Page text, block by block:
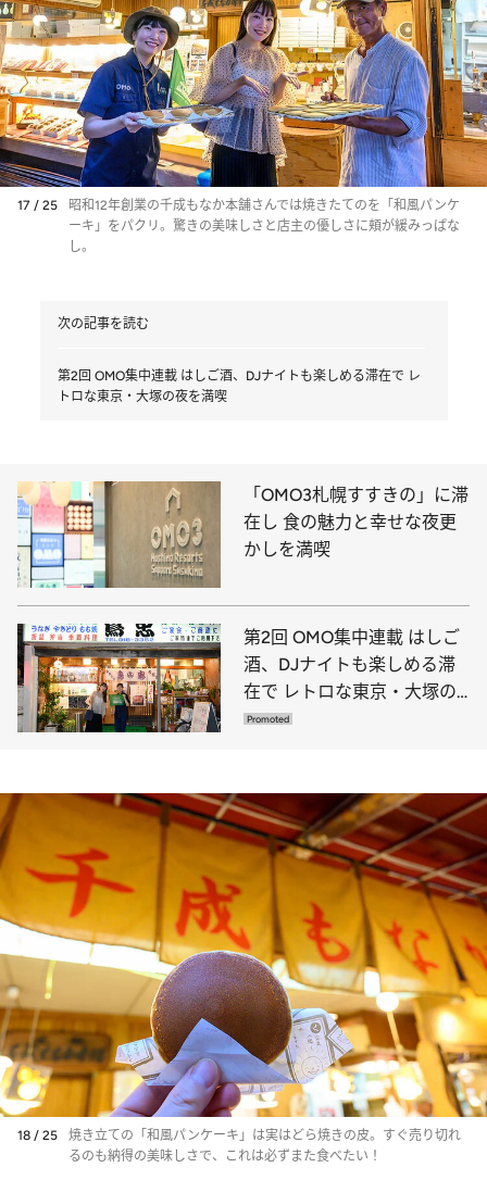
17 / 25
昭和12年創業の千成もなか本舗さんでは焼きたてのを「和風パンケ
ーキ」をパクリ。驚きの美味しさと店主の優しさに頬が緩みっぱな
し。
次の記事を読む
第2回 OMO集中連載 はしご酒、DJナイトも楽しめる滞在で レ
トロな東京・大塚の夜を満喫
「OMO3札幌すすきの」に滞
在し 食の魅力と幸せな夜更
かしを満喫
第2回 OMO集中連載 はしご
酒、DJナイトも楽しめる滞
在で レトロな東京・大塚の
夜を満喫
18 / 25
焼き立ての「和風パンケーキ」は実はどら焼きの皮。すぐ売り切れ
るのも納得の美味しさで、これは必ずまた食べたい！